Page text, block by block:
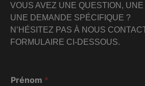
VOUS AVEZ UNE QUESTION,
UNE DEMANDE SPÉCIFIQUE ?
N’HÉSITEZ PAS À NOUS
FORMULAIRE CI-DESSOUS.
Prénom *